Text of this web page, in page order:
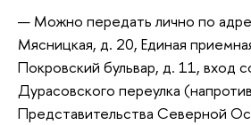
Можно передать лично по
Мясницкая, д. 20, Единая
Покровский бульвар, д. 11, вход
Дурасовского переулка (напротив
Представительства Северной